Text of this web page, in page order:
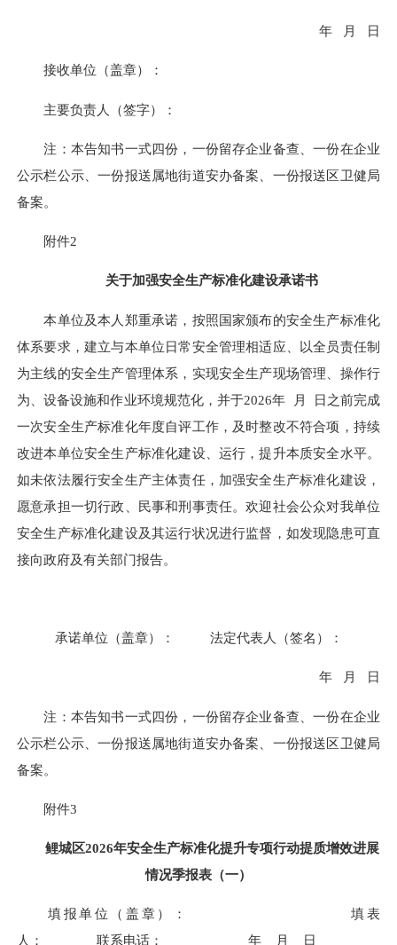
年 月 日
接收单位（盖章）：
主要负责人（签字）：
注：本告知书一式四份，一份留存企业备查、一份在企业
公示栏公示、一份报送属地街道安办备案、一份报送区卫健局
备案。
附件2
关于加强安全生产标准化建设承诺书
本单位及本人郑重承诺，按照国家颁布的安全生产标准化
体系要求，建立与本单位日常安全管理相适应、以全员责任制
为主线的安全生产管理体系，实现安全生产现场管理、操作行
为、设备设施和作业环境规范化，并于2026年 月 日之前完成
一次安全生产标准化年度自评工作，及时整改不符合项，持续
改进本单位安全生产标准化建设、运行，提升本质安全水平。
如未依法履行安全生产主体责任，加强安全生产标准化建设，
愿意承担一切行政、民事和刑事责任。欢迎社会公众对我单位
安全生产标准化建设及其运行状况进行监督，如发现隐患可直
接向政府及有关部门报告。
承诺单位（盖章）： 法定代表人（签名）：
年 月 日
注：本告知书一式四份，一份留存企业备查、一份在企业
公示栏公示、一份报送属地街道安办备案、一份报送区卫健局
备案。
附件3
鲤城区2026年安全生产标准化提升专项行动提质增效进展
情况季报表（一）
填报单位（盖章）： 填表
人： 联系电话： 年 月 日